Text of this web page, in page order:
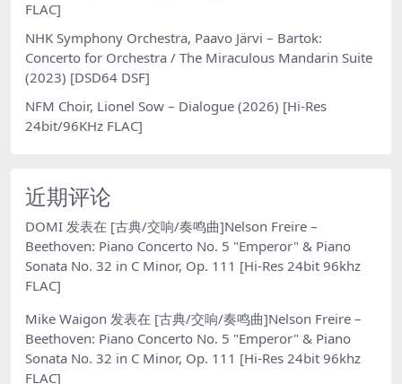
FLAC]
NHK Symphony Orchestra, Paavo Järvi – Bartok:
Concerto for Orchestra / The Miraculous Mandarin Suite
(2023) [DSD64 DSF]
NFM Choir, Lionel Sow – Dialogue (2026) [Hi-Res
24bit/96KHz FLAC]
近期评论
DOMI 发表在 [古典/交响/奏鸣曲]Nelson Freire –
Beethoven: Piano Concerto No. 5 "Emperor" & Piano
Sonata No. 32 in C Minor, Op. 111 [Hi-Res 24bit 96khz
FLAC]
Mike Waigon 发表在 [古典/交响/奏鸣曲]Nelson Freire –
Beethoven: Piano Concerto No. 5 "Emperor" & Piano
Sonata No. 32 in C Minor, Op. 111 [Hi-Res 24bit 96khz
FLAC]